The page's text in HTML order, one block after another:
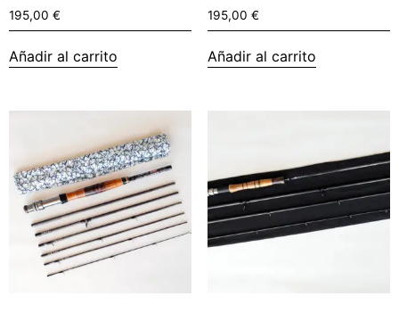
195,00 €
Añadir al carrito
195,00 €
Añadir al carrito